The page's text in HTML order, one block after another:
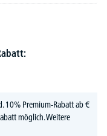
10% Premium-Rabatt ab €
möglich.Weitere